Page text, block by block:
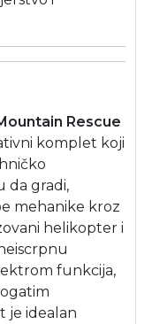
Rescue
komplet koji
da gradi,
mehanike kroz
helikopter i
funkcija,
je idealan